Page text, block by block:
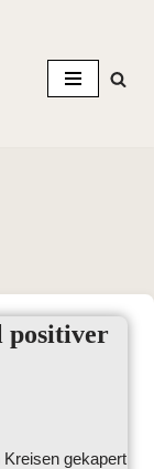
positiver
gekapert